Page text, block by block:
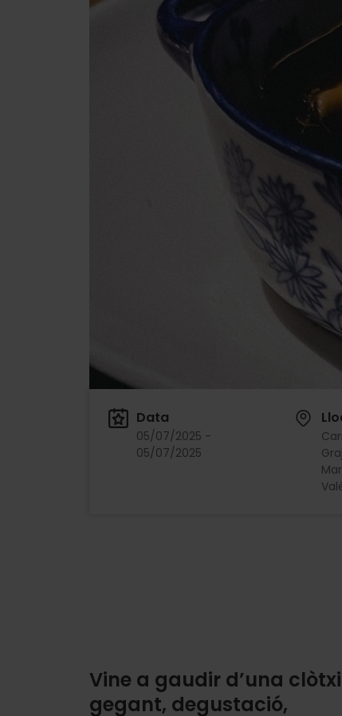
Data
05/07/2025 -
05/07/2025
Vine a gaudir d’una
gegant, degustació,